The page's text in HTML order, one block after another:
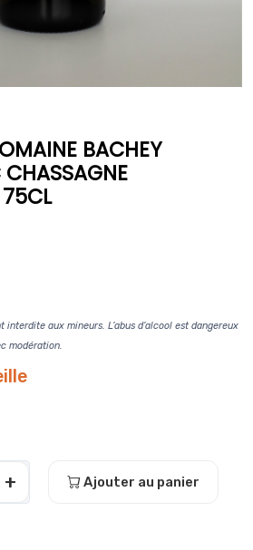
BACHEY
aux mineurs. L’abus d’alcool est dangereux
modération.
+ Ajouter au panier